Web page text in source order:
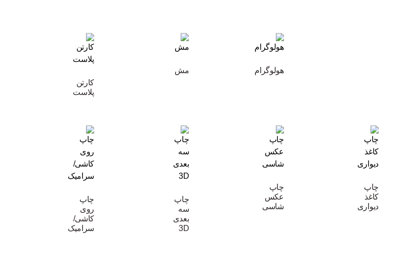
هولوگرام
مش
کارتن
پلاست
چاپ
کاغذ
دیواری
چاپ
عکس
شاسی
چاپ
سه
بعدی
3D
چاپ
روی
کاشی/
سرامیک